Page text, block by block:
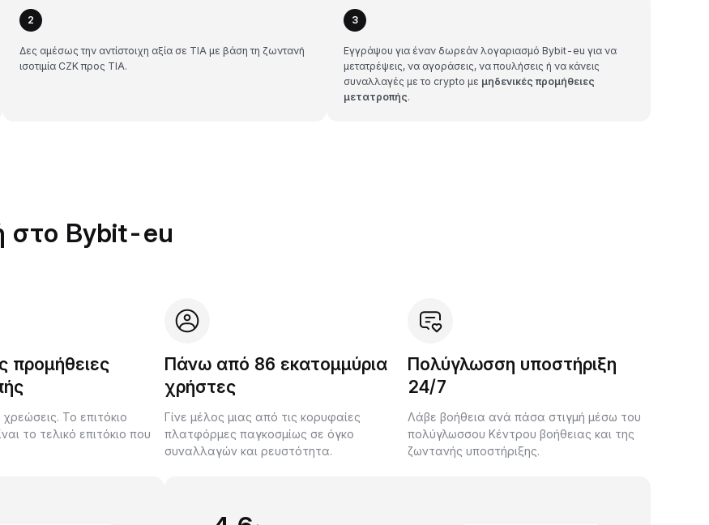
2
Δες αμέσως την αντίστοιχη αξία σε TIA με βάση τη ζωντανή
ισοτιμία CZK προς TIA.
3
Εγγράψου για έναν δωρεάν λογαριασμό Bybit-eu για να
μετατρέψεις, να αγοράσεις, να πουλήσεις ή να κάνεις
συναλλαγές με το crypto με μηδενικές προμήθειες
μετατροπής.
στο Bybit-eu
προμήθειες
Το επιτόκιο
το τελικό επιτόκιο που
Πάνω από 86 εκατομμύρια
χρήστες
Γίνε μέλος μιας από τις κορυφαίες
πλατφόρμες παγκοσμίως σε όγκο
συναλλαγών και ρευστότητα.
Πολύγλωσση υποστήριξη
24/7
Λάβε βοήθεια ανά πάσα στιγμή μέσω του
πολύγλωσσου Κέντρου βοήθειας και της
ζωντανής υποστήριξης.